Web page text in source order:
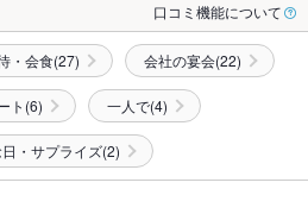
口コミ機能について
・会食(27) 会社の宴会(22)
ト(6) 一人で(4)
・サプライズ(2)